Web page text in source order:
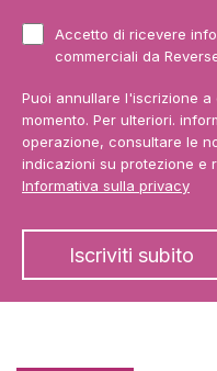
Accetto di ricevere
commerciali da
Puoi annullare l'iscrizione
momento. Per ulteriori.
operazione, consultare le
indicazioni su protezione e
Informativa sulla privacy